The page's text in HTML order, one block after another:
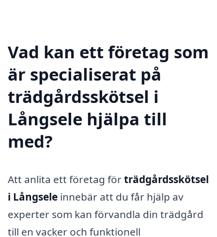
Vad kan ett företag som
är specialiserat på
trädgårdsskötsel i
Långsele hjälpa till
med?
Att anlita ett företag förträdgårdsskötsel
i Långsele innebär att du får hjälp av
experter som kan förvandla din trädgård
till en vacker och funktionell